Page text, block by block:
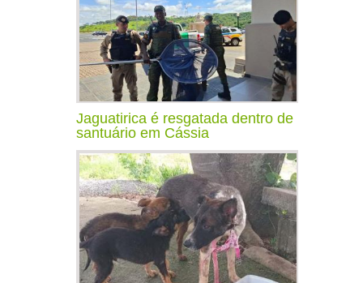
Jaguatirica é resgatada dentro de
santuário em Cássia